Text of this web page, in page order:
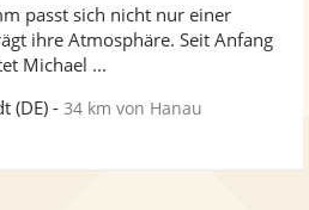
passt sich nicht nur einer
ihre Atmosphäre. Seit Anfang
Michael ...
(DE) -34 km von Hanau